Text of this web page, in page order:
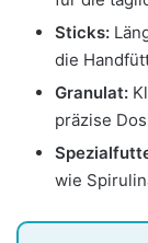
Sticks:
die
Granulat:
präzise
wie